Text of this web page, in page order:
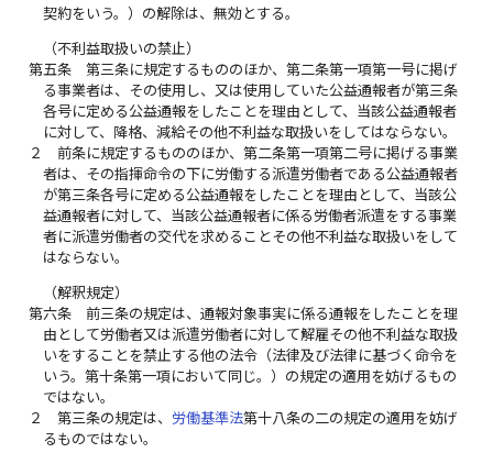
契約をいう。）の解除は、無効とする。
（不利益取扱いの禁止）
第五条
第三条に規定するもののほか、第二条第一項第一号に掲げ
る事業者は、その使用し、又は使用していた公益通報者が第三条
各号に定める公益通報をしたことを理由として、当該公益通報者
に対して、降格、減給その他不利益な取扱いをしてはならない。
２
前条に規定するもののほか、第二条第一項第二号に掲げる事業
者は、その指揮命令の下に労働する派遣労働者である公益通報者
が第三条各号に定める公益通報をしたことを理由として、当該公
益通報者に対して、当該公益通報者に係る労働者派遣をする事業
者に派遣労働者の交代を求めることその他不利益な取扱いをして
はならない。
（解釈規定）
第六条
前三条の規定は、通報対象事実に係る通報をしたことを理
由として労働者又は派遣労働者に対して解雇その他不利益な取扱
いをすることを禁止する他の法令（法律及び法律に基づく命令を
いう。第十条第一項において同じ。）の規定の適用を妨げるもの
ではない。
２
第三条の規定は、 労働基準法第十八条の二の規定の適用を妨げ
るものではない。